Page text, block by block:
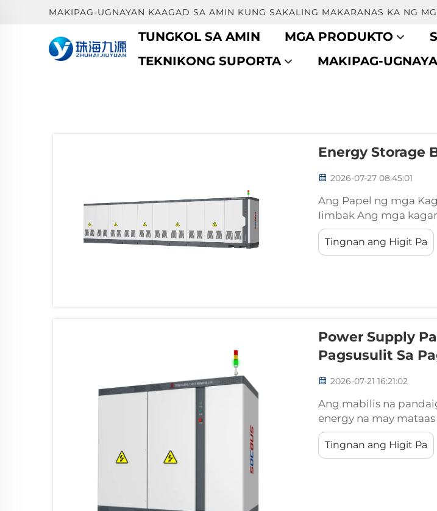
MAKIPAG-UGNAYAN KAAGAD SA AMIN KUNG SAKALING MAKARANAS KA NG
TUNGKOL SA AMIN MGA PRODUKTO
TEKNIKONG SUPORTA
MAKIPAG-
Energy Storage
2026-07-27 08:45:01
Ang Papel ng mga
Iimbak Ang mga
iimbak ay isang
idinisenyo upang
operasyon ng mga
Tingnan ang Higit Pa
Power Supply
Pagsusulit Sa
2026-07-21 16:21:02
Ang mabilis na
energy na may
pagpapatunay para
Energy Storage
configuration...
Tingnan ang Higit Pa